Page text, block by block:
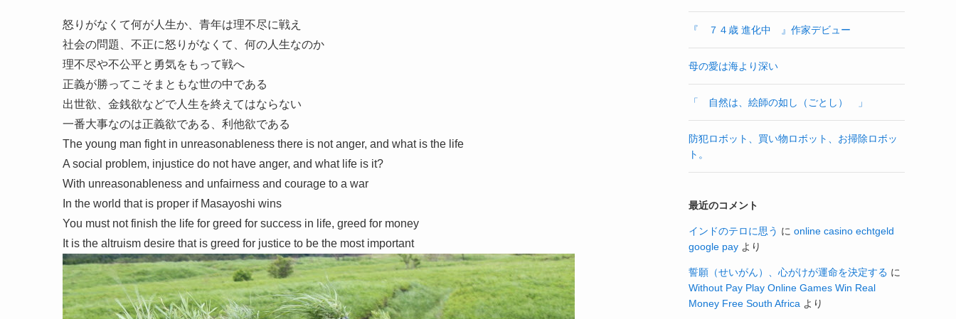
怒りがなくて何が人生か、青年は理不尽に戦え
社会の問題、不正に怒りがなくて、何の人生なのか
理不尽や不公平と勇気をもって戦へ
正義が勝ってこそまともな世の中である
出世欲、金銭欲などで人生を終えてはならない
一番大事なのは正義欲である、利他欲である
The young man fight in unreasonableness there is not anger, and what is the life
A social problem, injustice do not have anger, and what life is it?
With unreasonableness and unfairness and courage to a war
In the world that is proper if Masayoshi wins
You must not finish the life for greed for success in life, greed for money
It is the altruism desire that is greed for justice to be the most important
『 ７４歳 進化中 』作家デビュー
母の愛は海より深い
「 自然は、絵師の如し（ごとし） 」
防犯ロボット、買い物ロボット、お掃除ロボッ
ト。
最近のコメント
インドのテロに思う に online casino echtgeld
google pay より
誓願（せいがん）、心がけが運命を決定する に
Without Pay Play Online Games Win Real
Money Free South Africa より